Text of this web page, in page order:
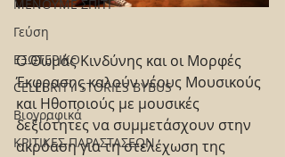
ΜΕΝΟΥΜΕ ΣΠΙΤΙ
Γεύση
ΕΞΩΤΕΡΙΚΟ
CELEBRITY STORIES BYBUS
Βιογραφικά
ΚΡΙΤΙΚΕΣ ΠΑΡΑΣΤΑΣΕΩΝ
Ο Θωμάς Κινδύνης και οι Μορφές
Έκφρασης καλούν νέους Μουσικούς
και Ηθοποιούς με μουσικές
δεξιότητες να συμμετάσχουν στην
ακρόαση για τη στελέχωση της